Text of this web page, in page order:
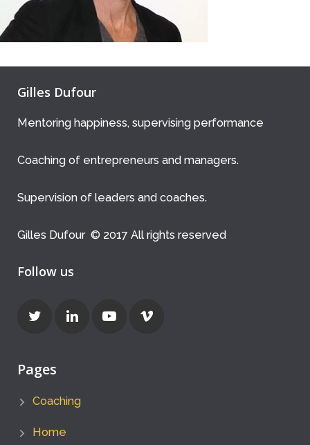
Gilles Dufour
Mentoring happiness, supervising performance
Coaching of entrepreneurs and managers.
Supervision of leaders and coaches.
Gilles Dufour © 2017 All rights reserved
Follow us
Pages
Coaching
Home